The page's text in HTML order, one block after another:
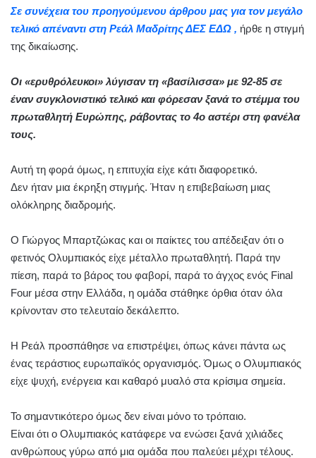
Σε συνέχεια του προηγούμενου άρθρου μας για τον μεγάλο
τελικό απέναντι στη Ρεάλ Μαδρίτης ΔΕΣ ΕΔΩ , ήρθε η στιγμή
της δικαίωσης.
Οι «ερυθρόλευκοι» λύγισαν τη «βασίλισσα» με 92-85 σε
έναν συγκλονιστικό τελικό και φόρεσαν ξανά το στέμμα του
πρωταθλητή Ευρώπης, ράβοντας το 4ο αστέρι στη φανέλα
τους.
Αυτή τη φορά όμως, η επιτυχία είχε κάτι διαφορετικό.
Δεν ήταν μια έκρηξη στιγμής. Ήταν η επιβεβαίωση μιας
ολόκληρης διαδρομής.
Ο Γιώργος Μπαρτζώκας και οι παίκτες του απέδειξαν ότι ο
φετινός Ολυμπιακός είχε μέταλλο πρωταθλητή. Παρά την
πίεση, παρά το βάρος του φαβορί, παρά το άγχος ενός Final
Four μέσα στην Ελλάδα, η ομάδα στάθηκε όρθια όταν όλα
κρίνονταν στο τελευταίο δεκάλεπτο.
Η Ρεάλ προσπάθησε να επιστρέψει, όπως κάνει πάντα ως
ένας τεράστιος ευρωπαϊκός οργανισμός. Όμως ο Ολυμπιακός
είχε ψυχή, ενέργεια και καθαρό μυαλό στα κρίσιμα σημεία.
Το σημαντικότερο όμως δεν είναι μόνο το τρόπαιο.
Είναι ότι ο Ολυμπιακός κατάφερε να ενώσει ξανά χιλιάδες
ανθρώπους γύρω από μια ομάδα που παλεύει μέχρι τέλους.